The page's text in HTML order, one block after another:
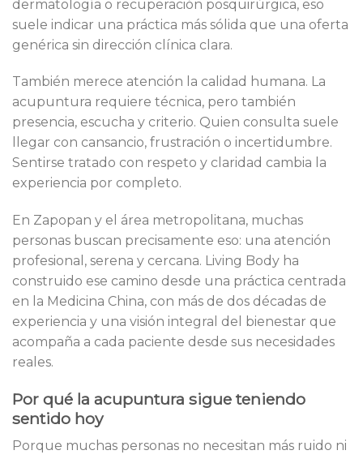
dermatología o recuperación posquirúrgica, eso
suele indicar una práctica más sólida que una oferta
genérica sin dirección clínica clara.
También merece atención la calidad humana. La
acupuntura requiere técnica, pero también
presencia, escucha y criterio. Quien consulta suele
llegar con cansancio, frustración o incertidumbre.
Sentirse tratado con respeto y claridad cambia la
experiencia por completo.
En Zapopan y el área metropolitana, muchas
personas buscan precisamente eso: una atención
profesional, serena y cercana. Living Body ha
construido ese camino desde una práctica centrada
en la Medicina China, con más de dos décadas de
experiencia y una visión integral del bienestar que
acompaña a cada paciente desde sus necesidades
reales.
Por qué la acupuntura sigue teniendo
sentido hoy
Porque muchas personas no necesitan más ruido ni